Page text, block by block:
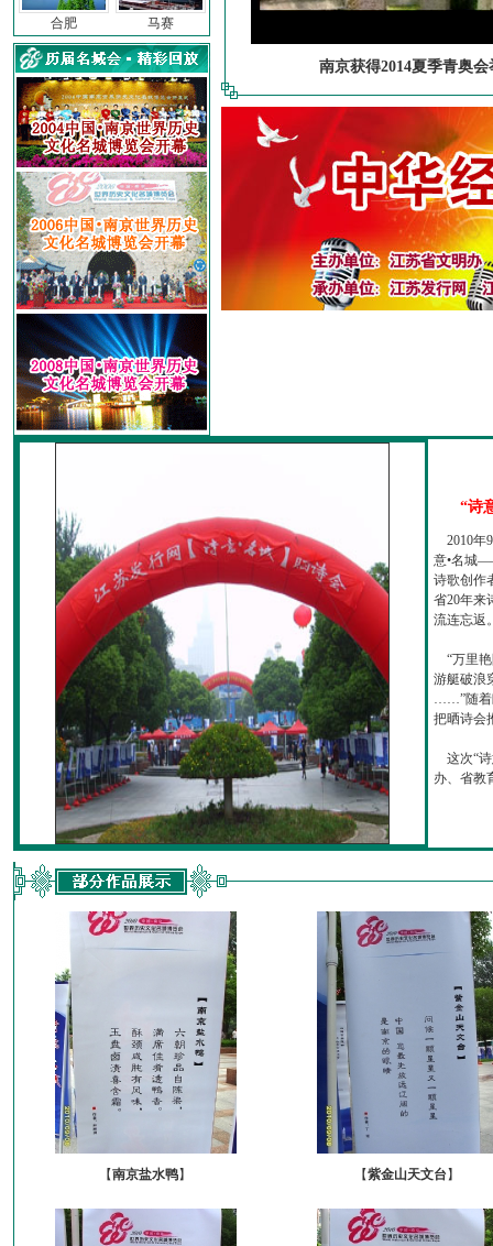
合肥 马赛
南京获得2014夏季青奥会
“诗
2010年
意•名城
诗歌创作
省20年来
流连忘返
“万里艳
游艇破浪
……”随着
把晒诗会
这次“诗
办、省教
【南京盐水鸭】 【紫金山天文台】